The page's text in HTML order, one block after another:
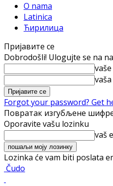
O nama
Latinica
Ћирилица
Пријавите се
Dobrodošli! Ulogujte se na
Forgot your password? Get
Повратак изгубљене
Oporavite vašu lozinku
vaš
Lozinka će vam biti poslata
Čudo